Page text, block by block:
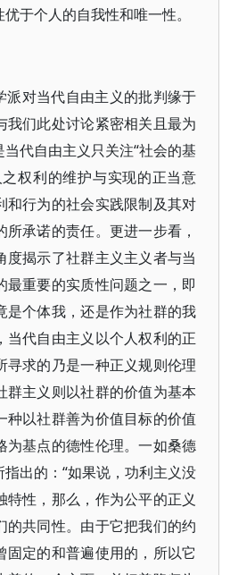
于个人的自我性和唯一性。
派对当代自由主义的批判缘于
我们此处讨论紧密相关且最为
代自由主义只关注“社会的基
权利的维护与实现的正当意
和行为的社会实践限制及其对
承诺的责任。更进一步看，
度揭示了社群主义主义者与当
最重要的实质性问题之一，即
是个体我，还是作为社群的我
当代自由主义以个人权利的正
寻求的乃是一种正义规则伦理
群主义则以社群的价值为基本
种以社群善为价值目标的价值
为基点的德性伦理。一如桑德
出的：“如果说，功利主义没
性，那么，作为公平的正义
的共同性。由于它把我们的约
固定的和普遍使用的，所以它